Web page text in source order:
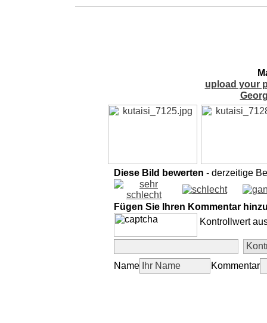
upload your
Diese Bild bewerten - derzeitige
Fügen Sie Ihren Kommentar
Kontrollwert
Name Kommentar